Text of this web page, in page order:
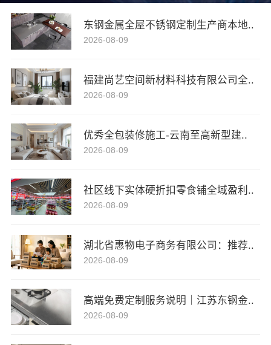
东钢金属全屋不锈钢定制生产商本地..
2026-08-09
福建尚艺空间新材料科技有限公司全..
2026-08-09
优秀全包装修施工-云南至高新型建..
2026-08-09
社区线下实体硬折扣零食铺全域盈利..
2026-08-09
湖北省惠物电子商务有限公司：推荐..
2026-08-09
高端免费定制服务说明｜江苏东钢金..
2026-08-09